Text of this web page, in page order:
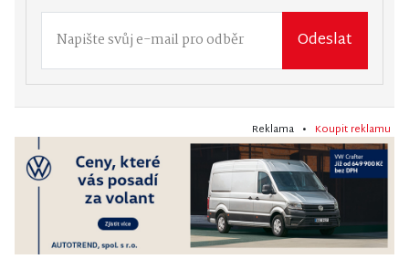
Odeslat
Reklama • Koupit reklamu